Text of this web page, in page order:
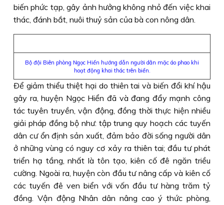
biến phức tạp, gây ảnh hưởng không nhỏ đến việc khai
thác, đánh bắt, nuôi thuỷ sản của bà con nông dân.
Bộ đội Biên phòng Ngọc Hiển hướng dẫn người dân mặc áo phao khi
hoạt động khai thác trên biển.
Ðể giảm thiểu thiệt hại do thiên tai và biến đổi khí hậu
gây ra, huyện Ngọc Hiển đã và đang đẩy mạnh công
tác tuyên truyền, vận động, đồng thời thực hiện nhiều
giải pháp đồng bộ như: tập trung quy hoạch các tuyến
dân cư ổn định sản xuất, đảm bảo đời sống người dân
ở những vùng có nguy cơ xảy ra thiên tai; đầu tư phát
triển hạ tầng, nhất là tôn tạo, kiên cố đê ngăn triều
cường. Ngoài ra, huyện còn đầu tư nâng cấp và kiên cố
các tuyến đê ven biển với vốn đầu tư hàng trăm tỷ
đồng. Vận động Nhân dân nâng cao ý thức phòng,